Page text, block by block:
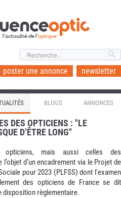
l'actualité de l'optique
poster une annonce newsletter
BLOGS ANNONCES
DES OPTICIENS : "LE
D’ÊTRE LONG"
mais aussi celles des
d’un encadrement via le Projet de
pour 2023 (PLFSS) dont l'examen
des opticiens de France se dit
disposition règlementaire.